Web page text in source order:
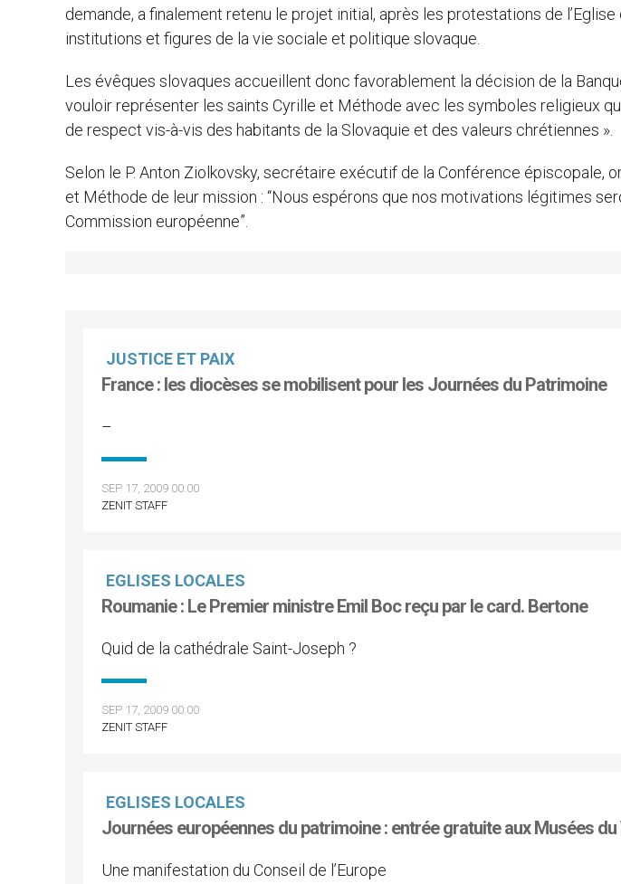
demande, a finalement retenu le projet initial, après les protestations de
institutions et figures de la vie sociale et politique slovaque.
Les évêques slovaques accueillent donc favorablement la décision de la
vouloir représenter les saints Cyrille et Méthode avec les symboles religieux
de respect vis-à-vis des habitants de la Slovaquie et des valeurs chrétiennes ».
Selon le P. Anton Ziolkovsky, secrétaire exécutif de la Conférence épiscopale,
et Méthode de leur mission : “Nous espérons que nos motivations légitimes
Commission européenne”.
JUSTICE ET PAIX
France : les diocèses se mobilisent pour les Journées du Patrimoine
–
SEP 17, 2009 00:00
ZENIT STAFF
EGLISES LOCALES
Roumanie : Le Premier ministre Emil Boc reçu par le card. Bertone
Quid de la cathédrale Saint-Joseph ?
SEP 17, 2009 00:00
ZENIT STAFF
EGLISES LOCALES
Journées européennes du patrimoine : entrée gratuite aux Musées
Une manifestation du Conseil de l’Europe